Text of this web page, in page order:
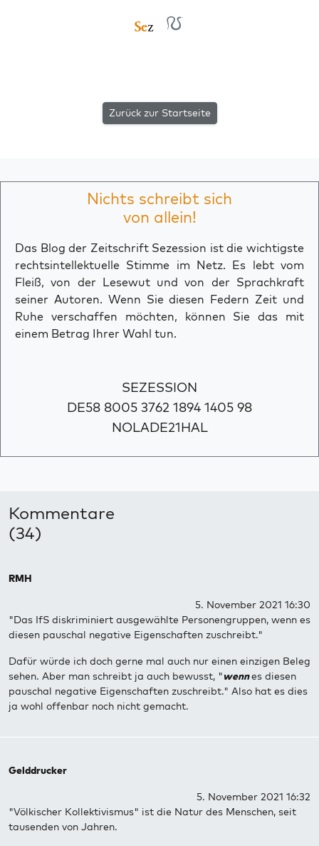
Zurück zur Startseite
Nichts schreibt sich
von allein!
Das Blog der Zeitschrift Sezession ist die wichtigste
rechtsintellektuelle Stimme im Netz. Es lebt vom
Fleiß, von der Lesewut und von der Sprachkraft
seiner Autoren. Wenn Sie diesen Federn Zeit und
Ruhe verschaffen möchten, können Sie das mit
einem Betrag Ihrer Wahl tun.
SEZESSION
DE58 8005 3762 1894 1405 98
NOLADE21HAL
Kommentare
(34)
RMH
5. November 2021 16:30
"Das IfS diskriminiert ausgewählte Personengruppen, wenn es
diesen pauschal negative Eigenschaften zuschreibt."
Dafür würde ich doch gerne mal auch nur einen einzigen Beleg
sehen. Aber man schreibt ja auch bewusst, "wennes diesen
pauschal negative Eigenschaften zuschreibt." Also hat es dies
ja wohl offenbar noch nicht gemacht.
Gelddrucker
5. November 2021 16:32
"Völkischer Kollektivismus" ist die Natur des Menschen, seit
tausenden von Jahren.